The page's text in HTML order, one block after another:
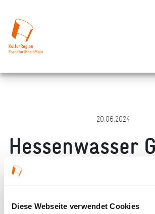
Diese Webseite verwendet Cookies
20.06.2024
Hessenwasser
Merken Teilen